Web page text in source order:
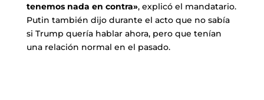
tenemos nada en contra», explicó el mandatario.
Putin también dijo durante el acto que no sabía
si Trump quería hablar ahora, pero que tenían
una relación normal en el pasado.